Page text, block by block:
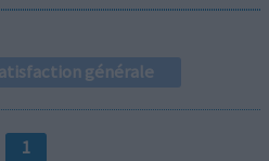
générale
1